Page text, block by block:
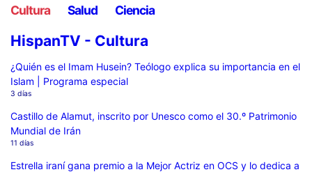
Cultura
Salud Ciencia
HispanTV - Cultura
¿Quién es el Imam Husein? Teólogo explica su importancia en el
Islam | Programa especial
3 días
Castillo de Alamut, inscrito por Unesco como el 30.º Patrimonio
Mundial de Irán
11 días
Estrella iraní gana premio a la Mejor Actriz en OCS y lo dedica a